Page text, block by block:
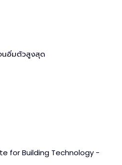
จนอิ่มตัวสูงสุด
for Building Technology -